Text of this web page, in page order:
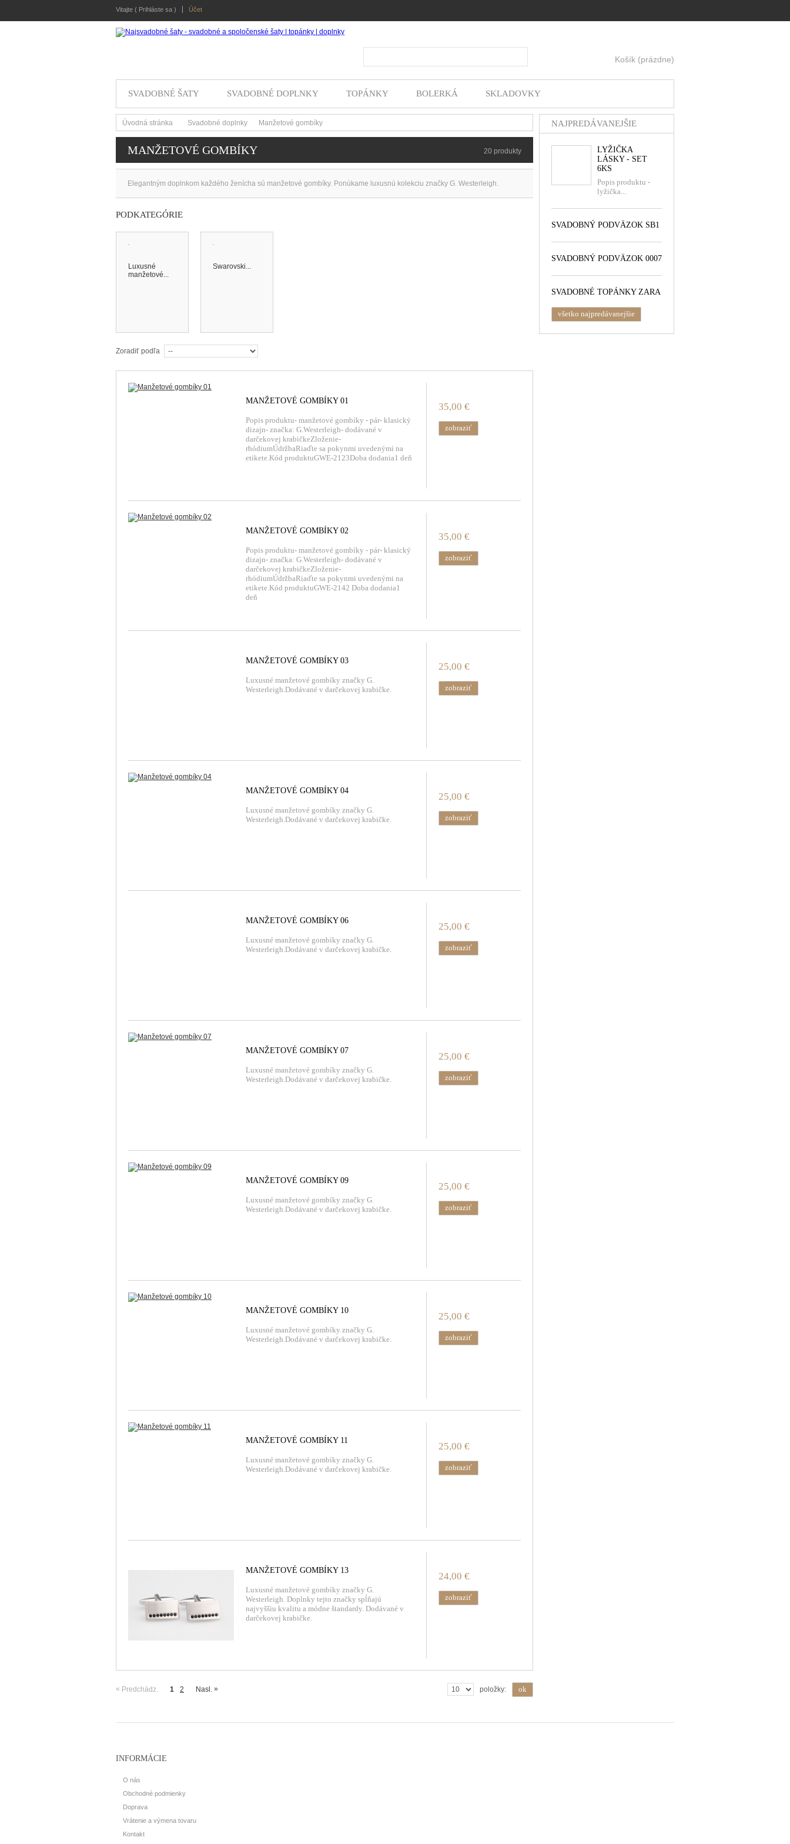
Vitajte ( Prihláste sa ) Účet
Košík (prázdne)
SVADOBNÉ ŠATY SVADOBNÉ DOPLNKY TOPÁNKY BOLERKÁ SKLADOVKY
Úvodná stránka
>
Svadobné doplnky
>
Manžetové gombíky
MANŽETOVÉ GOMBÍKY 20 produkty
Elegantným doplnkom každého ženícha sú manžetové gombíky. Ponúkame luxusnú kolekciu značky G. Westerleigh.
PODKATEGÓRIE
Luxusné
manžetové...
Swarovski...
Zoradiť podľa
MANŽETOVÉ GOMBÍKY 01
Popis produktu- manžetové gombíky - pár- klasický
dizajn- značka: G.Westerleigh- dodávané v
darčekovej krabičkeZloženie-
rhódiumÚdržbaRiaďte sa pokynmi uvedenými na
etikete.Kód produktuGWE-2123Doba dodania1 deň
35,00 €
zobraziť
MANŽETOVÉ GOMBÍKY 02
Popis produktu- manžetové gombíky - pár- klasický
dizajn- značka: G.Westerleigh- dodávané v
darčekovej krabičkeZloženie-
rhódiumÚdržbaRiaďte sa pokynmi uvedenými na
etikete.Kód produktuGWE-2142 Doba dodania1
deň
35,00 €
zobraziť
MANŽETOVÉ GOMBÍKY 03
Luxusné manžetové gombíky značky G.
Westerleigh.Dodávané v darčekovej krabičke.
25,00 €
zobraziť
MANŽETOVÉ GOMBÍKY 04
Luxusné manžetové gombíky značky G.
Westerleigh.Dodávané v darčekovej krabičke.
25,00 €
zobraziť
MANŽETOVÉ GOMBÍKY 06
Luxusné manžetové gombíky značky G.
Westerleigh.Dodávané v darčekovej krabičke.
25,00 €
zobraziť
MANŽETOVÉ GOMBÍKY 07
Luxusné manžetové gombíky značky G.
Westerleigh.Dodávané v darčekovej krabičke.
25,00 €
zobraziť
MANŽETOVÉ GOMBÍKY 09
Luxusné manžetové gombíky značky G.
Westerleigh.Dodávané v darčekovej krabičke.
25,00 €
zobraziť
MANŽETOVÉ GOMBÍKY 10
Luxusné manžetové gombíky značky G.
Westerleigh.Dodávané v darčekovej krabičke.
25,00 €
zobraziť
MANŽETOVÉ GOMBÍKY 11
Luxusné manžetové gombíky značky G.
Westerleigh.Dodávané v darčekovej krabičke.
25,00 €
zobraziť
MANŽETOVÉ GOMBÍKY 13
Luxusné manžetové gombíky značky G.
Westerleigh. Doplnky tejto značky spĺňajú
najvyššiu kvalitu a módne štandardy. Dodávané v
darčekovej krabičke.
24,00 €
zobraziť
« Predchádz. 1 2 Nasl. » ok
položky:
NAJPREDÁVANEJŠIE
LYŽIČKA
LÁSKY - SET
6KS
Popis produktu -
lyžička...
SVADOBNÝ PODVÄZOK SB1
SVADOBNÝ PODVÄZOK 0007
SVADOBNÉ TOPÁNKY ZARA
všetko najpredávanejšie
INFORMÁCIE
O nás
Obchodné podmienky
Doprava
Vrátenie a výmena tovaru
Kontakt